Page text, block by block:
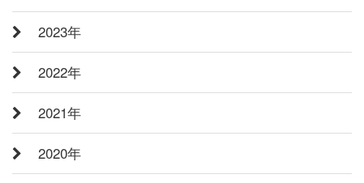
2023年
2022年
2021年
2020年